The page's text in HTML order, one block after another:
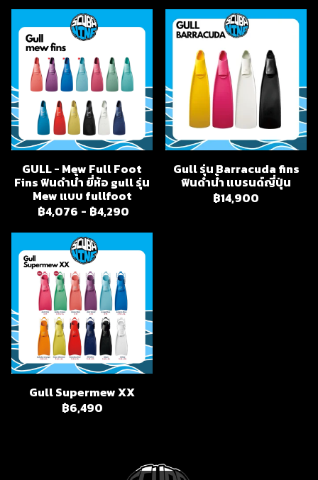
GULL - Mew Full Foot
Fins ฟินดำน้ำ ยี่ห้อ gull รุ่น
Mew แบบ fullfoot
฿4,076 - ฿4,290
Gull รุ่น Barracuda fins
ฟินดำน้ำ แบรนด์ญี่ปุ่น
฿14,900
Gull Supermew XX
฿6,490